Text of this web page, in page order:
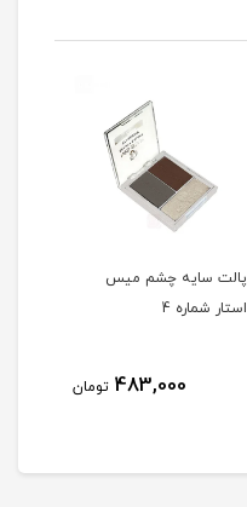
پالت سایه چشم میس
استار شماره 4
483,000 تومان